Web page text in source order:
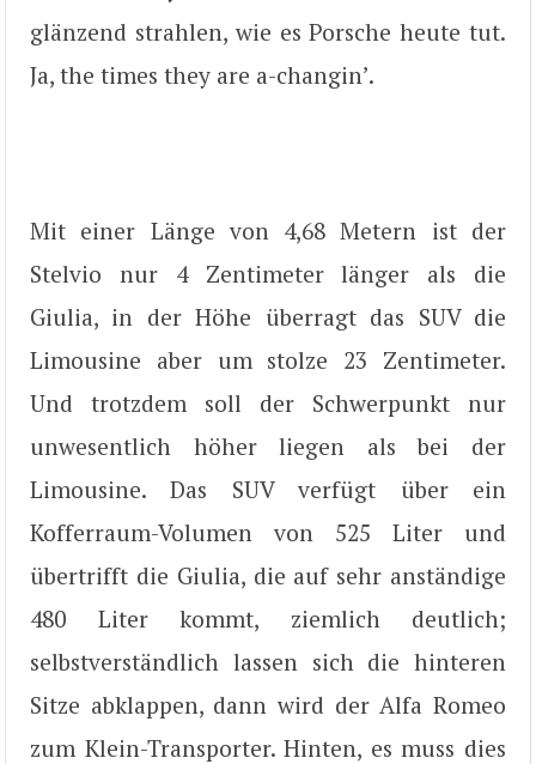
glänzend strahlen, wie es Porsche heute tut.
Ja, the times they are a-changin’.
Mit einer Länge von 4,68 Metern ist der
Stelvio nur 4 Zentimeter länger als die
Giulia, in der Höhe überragt das SUV die
Limousine aber um stolze 23 Zentimeter.
Und trotzdem soll der Schwerpunkt nur
unwesentlich höher liegen als bei der
Limousine. Das SUV verfügt über ein
Kofferraum-Volumen von 525 Liter und
übertrifft die Giulia, die auf sehr anständige
480 Liter kommt, ziemlich deutlich;
selbstverständlich lassen sich die hinteren
Sitze abklappen, dann wird der Alfa Romeo
zum Klein-Transporter. Hinten, es muss dies